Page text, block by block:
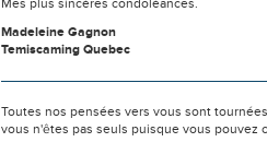
Mes plus sincères condoléances.
Madeleine Gagnon
Temiscaming Quebec
Toutes nos pensées vers vous sont
vous n'êtes pas seuls puisque vous pouvez